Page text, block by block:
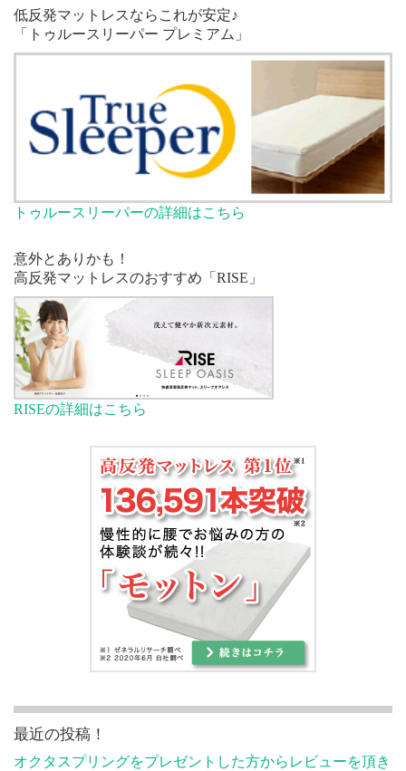
低反発マットレスならこれが安定♪
「トゥルースリーパー プレミアム」
トゥルースリーパーの詳細はこちら
意外とありかも！
高反発マットレスのおすすめ「RISE」
RISEの詳細はこちら
最近の投稿！
オクタスプリングをプレゼントした方からレビューを頂き